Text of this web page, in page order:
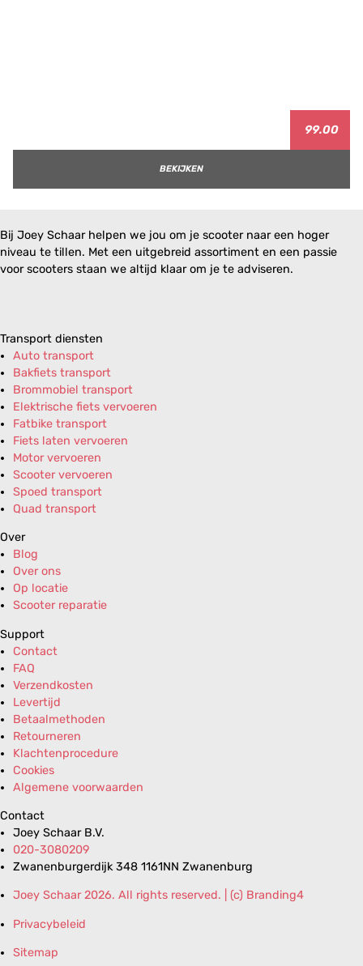
99.00
BEKIJKEN
Bij Joey Schaar helpen we jou om je scooter naar een hoger
niveau te tillen. Met een uitgebreid assortiment en een passie
voor scooters staan we altijd klaar om je te adviseren.
Transport diensten
Auto transport
Bakfiets transport
Brommobiel transport
Elektrische fiets vervoeren
Fatbike transport
Fiets laten vervoeren
Motor vervoeren
Scooter vervoeren
Spoed transport
Quad transport
Over
Blog
Over ons
Op locatie
Scooter reparatie
Support
Contact
FAQ
Verzendkosten
Levertijd
Betaalmethoden
Retourneren
Klachtenprocedure
Cookies
Algemene voorwaarden
Contact
Joey Schaar B.V.
020-3080209
Zwanenburgerdijk 348 1161NN Zwanenburg
Joey Schaar 2026. All rights reserved. | (c) Branding4
Privacybeleid
Sitemap